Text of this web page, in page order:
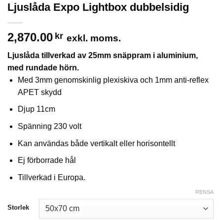
Ljuslåda Expo Lightbox dubbelsidig
2,870.00 kr exkl. moms.
Ljuslåda tillverkad av 25mm snäppram i aluminium,
med rundade hörn.
Med 3mm genomskinlig plexiskiva och 1mm anti-reflex
APET skydd
Djup 11cm
Spänning 230 volt
Kan användas både vertikalt eller horisontellt
Ej förborrade hål
Tillverkad i Europa.
Storlek
RENSA